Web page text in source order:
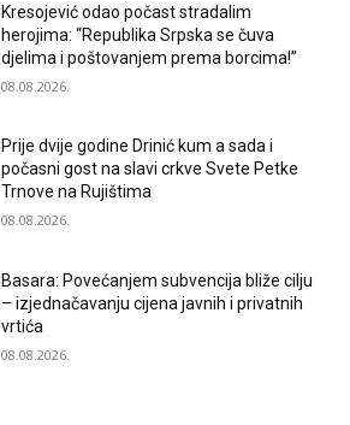
Kresojević odao počast stradalim
herojima: “Republika Srpska se čuva
djelima i poštovanjem prema borcima!”
08.08.2026.
Prije dvije godine Drinić kum a sada i
počasni gost na slavi crkve Svete Petke
Trnove na Rujištima
08.08.2026.
Basara: Povećanjem subvencija bliže cilju
– izjednačavanju cijena javnih i privatnih
vrtića
08.08.2026.